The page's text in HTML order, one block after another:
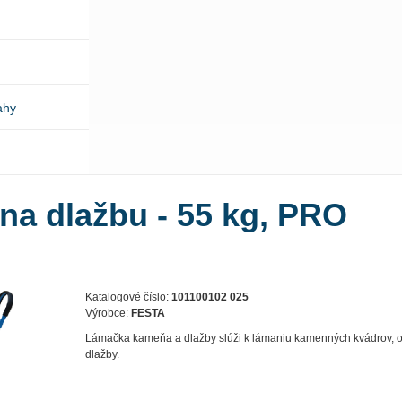
dlažbu - 55 kg, PRO
Katalogové číslo: 101100102 025
Výrobce: FESTA
Lámačka kameňa a dlažby slúži k lámaniu kamenných kvádrov,
dlažby.